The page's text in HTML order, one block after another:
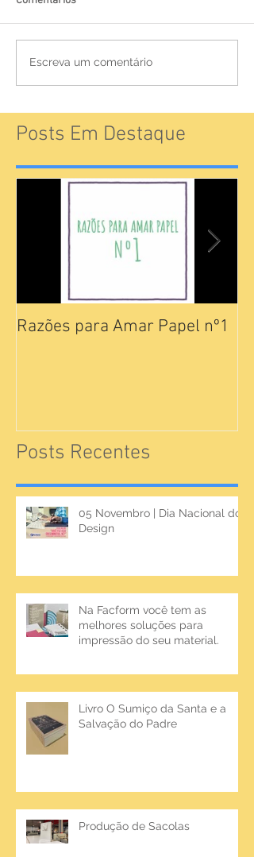
Escreva um comentário
Posts Em Destaque
Razões para Amar Papel nº1
Posts Recentes
05 Novembro | Dia Nacional do
Design
Na Facform você tem as
melhores soluções para
impressão do seu material.
Livro O Sumiço da Santa e a
Salvação do Padre
Produção de Sacolas